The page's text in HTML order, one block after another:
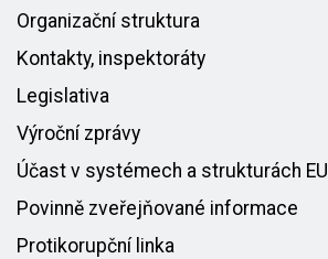
Organizační struktura
Kontakty, inspektoráty
Legislativa
Výroční zprávy
Účast v systémech a strukturách EU
Povinně zveřejňované informace
Protikorupční linka